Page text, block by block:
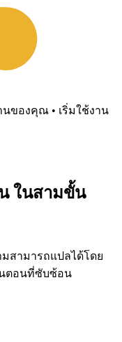
ของคุณ • เริ่มใช้งาน
ในสามขั้น
มสามารถแปลได้โดย
ตอนที่ซับซ้อน